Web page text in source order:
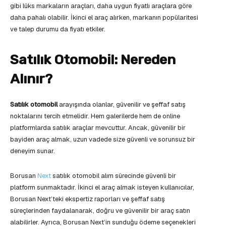
gibi lüks markaların araçları, daha uygun fiyatlı araçlara göre
daha pahalı olabilir. İkinci el araç alırken, markanın popülaritesi
ve talep durumu da fiyatı etkiler.
Satılık Otomobil: Nereden
Alınır?
Satılık otomobilarayışında olanlar, güvenilir ve şeffaf satış
noktalarını tercih etmelidir. Hem galerilerde hem de online
platformlarda satılık araçlar mevcuttur. Ancak, güvenilir bir
bayiden araç almak, uzun vadede size güvenli ve sorunsuz bir
deneyim sunar.
Borusan Nextsatılık otomobil alım sürecinde güvenli bir
platform sunmaktadır. İkinci el araç almak isteyen kullanıcılar,
Borusan Next’teki ekspertiz raporları ve şeffaf satış
süreçlerinden faydalanarak, doğru ve güvenilir bir araç satın
alabilirler. Ayrıca, Borusan Next’in sunduğu ödeme seçenekleri